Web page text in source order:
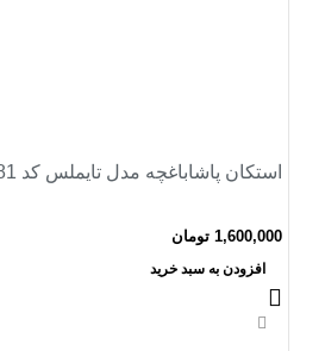
استکان پاشاباغچه مدل تایملس کد 42881
1,600,000 تومان
افزودن به سبد خرید